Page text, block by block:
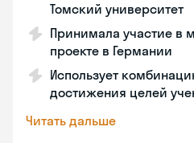
Томский университет
Принимала участие в
проекте в Германии
Использует
достижения целей
Читать дальше